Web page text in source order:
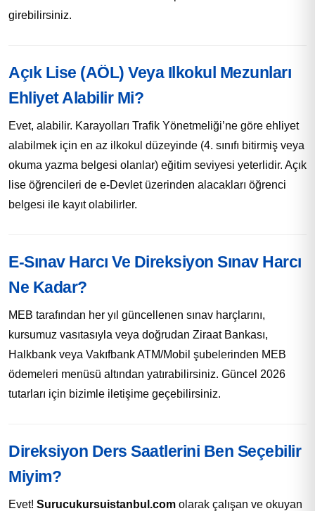
girebilirsiniz.
Açık Lise (AÖL) Veya Ilkokul Mezunları
Ehliyet Alabilir Mi?
Evet, alabilir. Karayolları Trafik Yönetmeliği’ne göre ehliyet
alabilmek için en az ilkokul düzeyinde (4. sınıfı bitirmiş veya
okuma yazma belgesi olanlar) eğitim seviyesi yeterlidir. Açık
lise öğrencileri de e-Devlet üzerinden alacakları öğrenci
belgesi ile kayıt olabilirler.
E-Sınav Harcı Ve Direksiyon Sınav Harcı
Ne Kadar?
MEB tarafından her yıl güncellenen sınav harçlarını,
kursumuz vasıtasıyla veya doğrudan Ziraat Bankası,
Halkbank veya Vakıfbank ATM/Mobil şubelerinden MEB
ödemeleri menüsü altından yatırabilirsiniz. Güncel 2026
tutarları için bizimle iletişime geçebilirsiniz.
Direksiyon Ders Saatlerini Ben Seçebilir
Miyim?
Evet! Surucukursuistanbul.com olarak çalışan ve okuyan